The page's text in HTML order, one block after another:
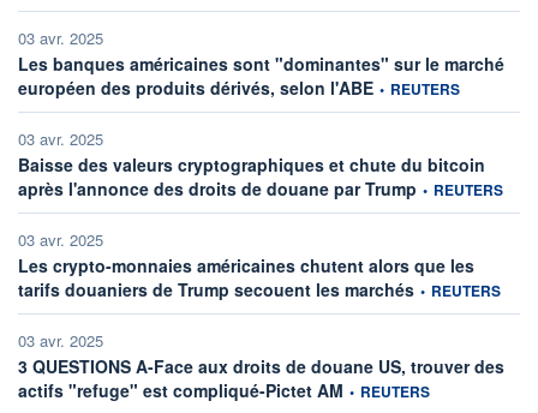
03 avr. 2025
Les banques américaines sont "dominantes" sur le marché
européen des produits dérivés, selon l'ABEinformation fournie par
• REUTERS
03 avr. 2025
Baisse des valeurs cryptographiques et chute du bitcoin
après l'annonce des droits de douane par Trump information
• REUTERS
03 avr. 2025
Les crypto-monnaies américaines chutent alors que les
tarifs douaniers de Trump secouent les marchés information
• REUTERS
03 avr. 2025
3 QUESTIONS A-Face aux droits de douane US, trouver des
actifs "refuge" est compliqué-Pictet AM information fournie par
• REUTERS